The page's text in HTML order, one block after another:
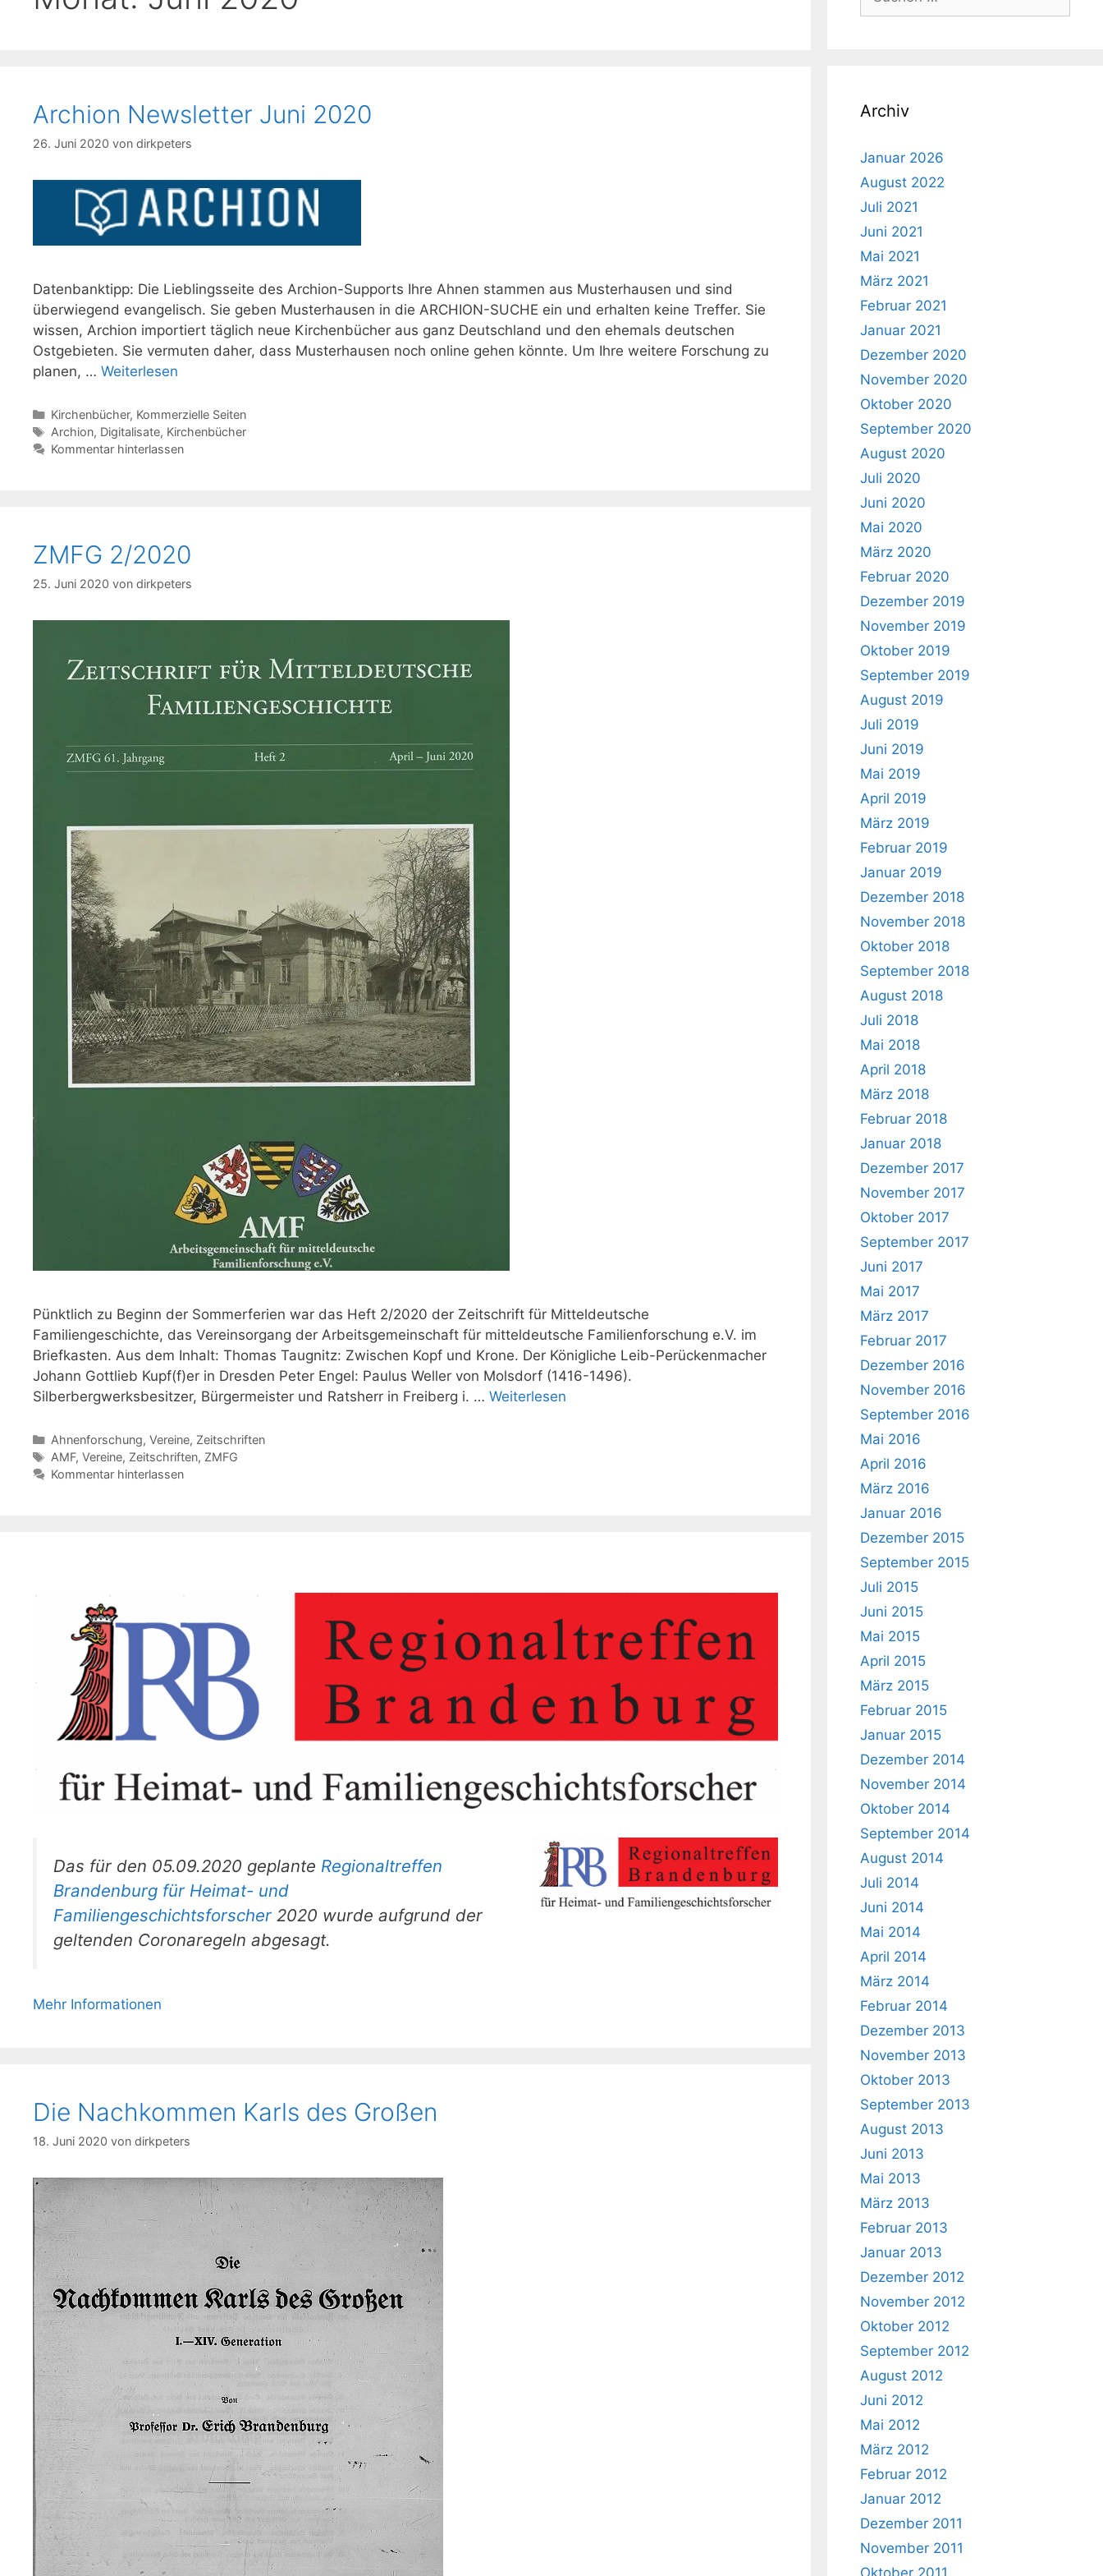
Archion Newsletter Juni 2020
26. Juni 2020 von dirkpeters
Datenbanktipp: Die Lieblingsseite des Archion-Supports Ihre Ahnen stammen aus Musterhausen und sind
überwiegend evangelisch. Sie geben Musterhausen in die ARCHION-SUCHE ein und erhalten keine Treffer. Sie
wissen, Archion importiert täglich neue Kirchenbücher aus ganz Deutschland und den ehemals deutschen
Ostgebieten. Sie vermuten daher, dass Musterhausen noch online gehen könnte. Um Ihre weitere Forschung zu
planen, … Weiterlesen
Kategorien
Kirchenbücher, Kommerzielle Seiten
Schlagwörter
Archion, Digitalisate, Kirchenbücher
Kommentar hinterlassen
ZMFG 2/2020
25. Juni 2020 von dirkpeters
Pünktlich zu Beginn der Sommerferien war das Heft 2/2020 der Zeitschrift für Mitteldeutsche
Familiengeschichte, das Vereinsorgang der Arbeitsgemeinschaft für mitteldeutsche Familienforschung e.V. im
Briefkasten. Aus dem Inhalt: Thomas Taugnitz: Zwischen Kopf und Krone. Der Königliche Leib-Perückenmacher
Johann Gottlieb Kupf(f)er in Dresden Peter Engel: Paulus Weller von Molsdorf (1416-1496).
Silberbergwerksbesitzer, Bürgermeister und Ratsherr in Freiberg i. … Weiterlesen
Kategorien
Ahnenforschung, Vereine, Zeitschriften
Schlagwörter
AMF, Vereine, Zeitschriften, ZMFG
Kommentar hinterlassen
Das für den 05.09.2020 geplante Regionaltreffen
Brandenburg für Heimat- und
Familiengeschichtsforscher 2020 wurde aufgrund der
geltenden Coronaregeln abgesagt.
Mehr Informationen
Die Nachkommen Karls des Großen
18. Juni 2020 von dirkpeters
nach:
Archiv
Januar 2026
August 2022
Juli 2021
Juni 2021
Mai 2021
März 2021
Februar 2021
Januar 2021
Dezember 2020
November 2020
Oktober 2020
September 2020
August 2020
Juli 2020
Juni 2020
Mai 2020
März 2020
Februar 2020
Dezember 2019
November 2019
Oktober 2019
September 2019
August 2019
Juli 2019
Juni 2019
Mai 2019
April 2019
März 2019
Februar 2019
Januar 2019
Dezember 2018
November 2018
Oktober 2018
September 2018
August 2018
Juli 2018
Mai 2018
April 2018
März 2018
Februar 2018
Januar 2018
Dezember 2017
November 2017
Oktober 2017
September 2017
Juni 2017
Mai 2017
März 2017
Februar 2017
Dezember 2016
November 2016
September 2016
Mai 2016
April 2016
März 2016
Januar 2016
Dezember 2015
September 2015
Juli 2015
Juni 2015
Mai 2015
April 2015
März 2015
Februar 2015
Januar 2015
Dezember 2014
November 2014
Oktober 2014
September 2014
August 2014
Juli 2014
Juni 2014
Mai 2014
April 2014
März 2014
Februar 2014
Dezember 2013
November 2013
Oktober 2013
September 2013
August 2013
Juni 2013
Mai 2013
März 2013
Februar 2013
Januar 2013
Dezember 2012
November 2012
Oktober 2012
September 2012
August 2012
Juni 2012
Mai 2012
März 2012
Februar 2012
Januar 2012
Dezember 2011
November 2011
Oktober 2011